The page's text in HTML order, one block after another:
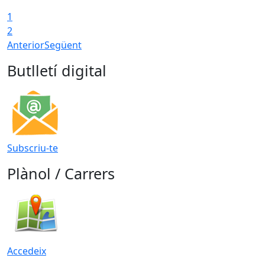
1
2
AnteriorSegüent
Butlletí digital
Subscriu-te
Plànol / Carrers
Accedeix